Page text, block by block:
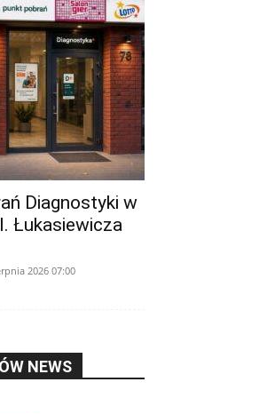
Diagnostyki w
Łukasiewicza
2026 07:00
NEWS